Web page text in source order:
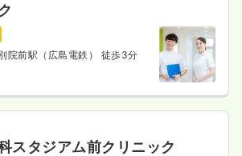
院前駅（広島電鉄） 徒歩3分
スタジアム前クリニック